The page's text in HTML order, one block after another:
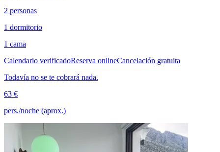
2 personas
1 dormitorio
1 cama
Calendario verificadoReserva onlineCancelación gratuita
Todavía no se te cobrará nada.
63 €
pers./noche (aprox.)